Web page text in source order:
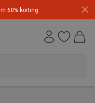
60% korting